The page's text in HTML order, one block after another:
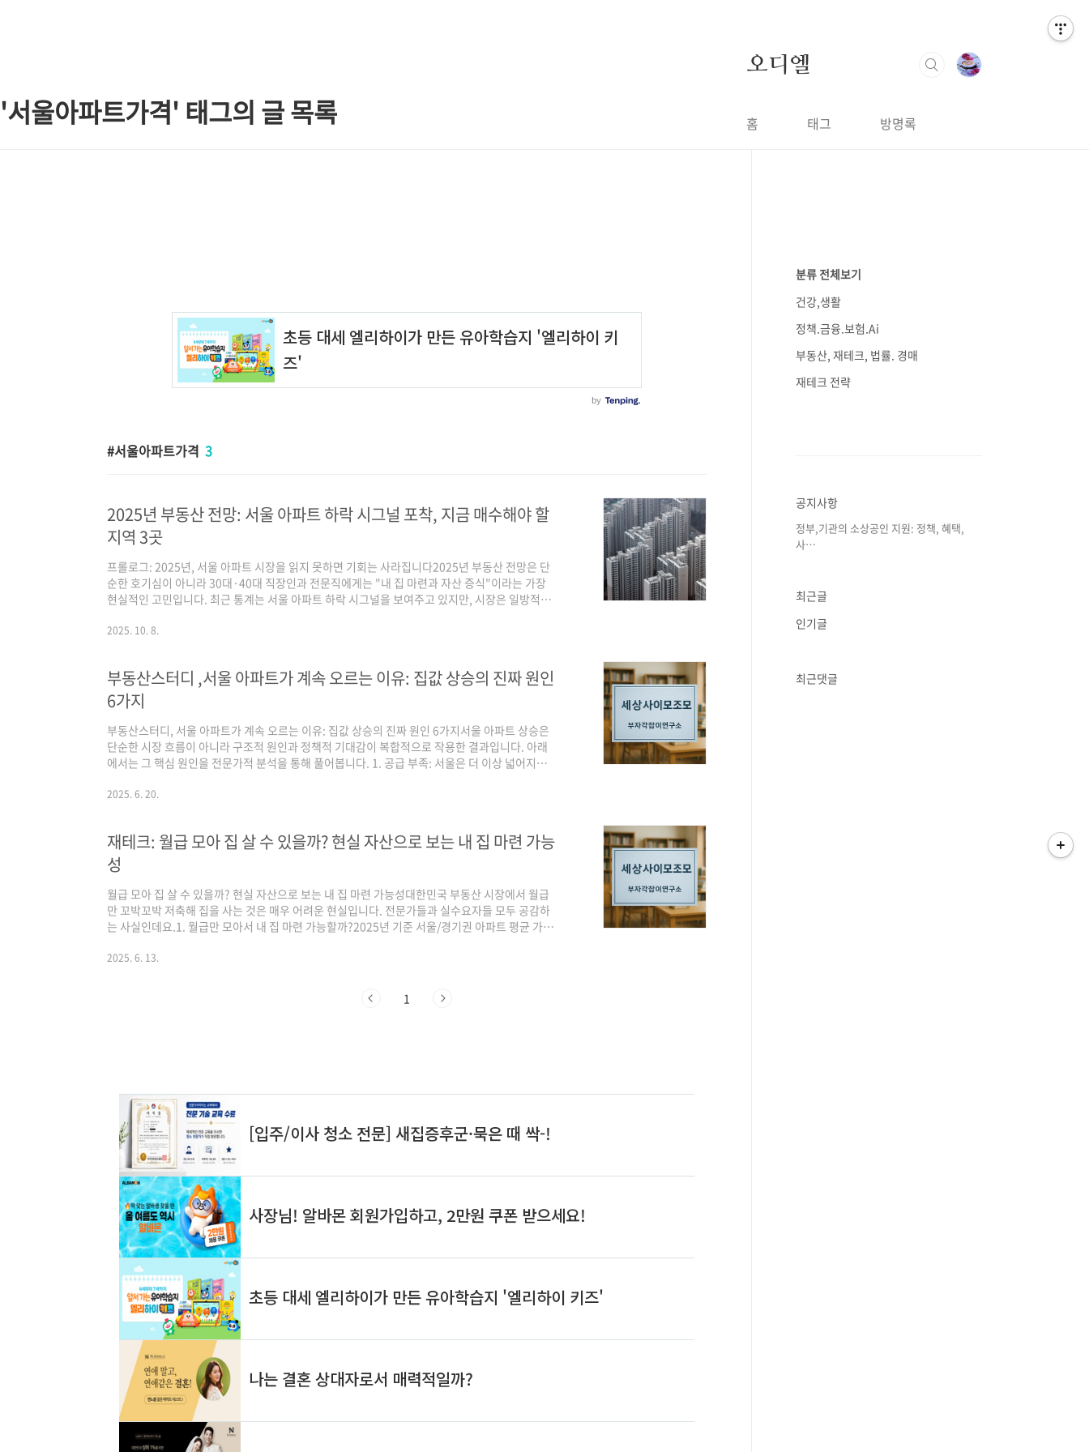
'서울아파트가격' 태그의 글 목록
오디엘
홈 태그 방명록
서울아파트가격 3
2025년 부동산 전망: 서울 아파트 하락 시그널 포착, 지금 매수해야 할
지역 3곳
프롤로그: 2025년, 서울 아파트 시장을 읽지 못하면 기회는 사라집니다2025년 부동산 전망은 단
순한 호기심이 아니라 30대·40대 직장인과 전문직에게는 "내 집 마련과 자산 증식"이라는 가장
현실적인 고민입니다. 최근 통계는 서울 아파트 하락 시그널을 보여주고 있지만, 시장은 일방적으
야 하는 3가지 이유2025년 서울 아파트 하락 신호를 누구보다 빠르게 읽을 수 있습니다.지금 매수
하반기부터 이어진 거래량 감소..
2025. 10. 8.
부동산스터디 ,서울 아파트가 계속 오르는 이유: 집값 상승의 진짜 원인
6가지
부동산스터디, 서울 아파트가 계속 오르는 이유: 집값 상승의 진짜 원인 6가지서울 아파트 상승은
단순한 시장 흐름이 아니라 구조적 원인과 정책적 기대감이 복합적으로 작용한 결과입니다. 아래
에서는 그 핵심 원인을 전문가적 분석을 통해 풀어봅니다. 1. 공급 부족: 서울은 더 이상 넓어지지
렵습니다. 특히 2024~2026년 서울 아파트 입주 예정 물량은 연 3만 호 수준으로, 수요를 따라가
존재합니다.3. 재건축·재개발 기..
2025. 6. 20.
재테크: 월급 모아 집 살 수 있을까? 현실 자산으로 보는 내 집 마련 가능
성
월급 모아 집 살 수 있을까? 현실 자산으로 보는 내 집 마련 가능성대한민국 부동산 시장에서 월급
만 꼬박꼬박 저축해 집을 사는 것은 매우 어려운 현실입니다. 전문가들과 실수요자들 모두 공감하
는 사실인데요.1. 월급만 모아서 내 집 마련 가능할까?2025년 기준 서울/경기권 아파트 평균 가격
이상이 걸린다는 계산이 나옵니다.하지만 이는 생활비, 결혼, 자녀 양육 등 현실적 지출을 전혀 고
결과가 있지만, 이 역시 현실과는 거리가 멉니다.2. 대출을 활용해도 생활이 쉽지 않은 이유대출을
2025. 6. 13.
1
분류 전체보기
건강,생활
정책.금융.보험.Ai
부동산, 재테크, 법률. 경매
재테크 전략
공지사항
정부,기관의 소상공인 지원: 정책, 혜택,
사⋯
최근글
인기글
최근댓글